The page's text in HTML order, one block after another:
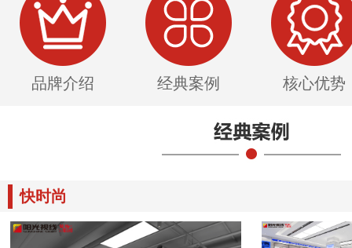
品牌介绍 经典案例 核心优势
快时尚